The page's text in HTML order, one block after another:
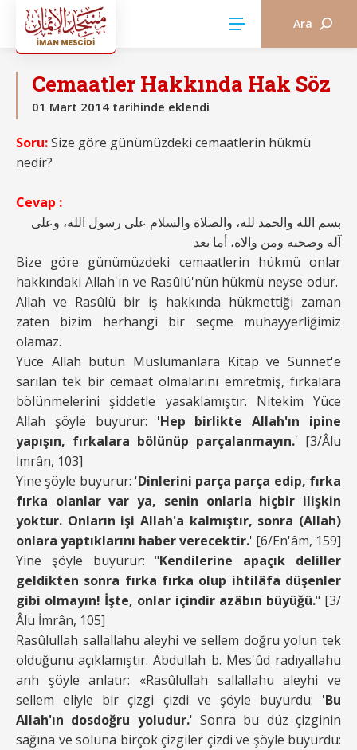
Ara
HÜSEYİN CİNİSLİ HOCA
Cemaatler Hakkında Hak Söz
01 Mart 2014 tarihinde eklendi
Soru:Size göre günümüzdeki cemaatlerin hükmü
nedir?
Cevap :
بسم الله والحمد لله، والصلاة والسلام على رسول الله، وعلى
آله وصحبه ومن والاه، أما بعد
Bize göre günümüzdeki cemaatlerin hükmü onlar
hakkındaki Allah'ın ve Rasûlü'nün hükmü neyse odur.
Allah ve Rasûlü bir iş hakkında hükmettiği zaman
zaten bizim herhangi bir seçme muhayyerliğimiz
olamaz.
Yüce Allah bütün Müslümanlara Kitap ve Sünnet'e
sarılan tek bir cemaat olmalarını emretmiş, fırkalara
bölünmelerini şiddetle yasaklamıştır. Nitekim Yüce
Allah şöyle buyurur: 'Hep birlikte Allah'ın ipine
yapışın, fırkalara bölünüp parçalanmayın.' [3/Âlu
İmrân, 103]
Yine şöyle buyurur: 'Dinlerini parça parça edip, fırka
fırka olanlar var ya, senin onlarla hiçbir ilişkin
yoktur. Onların işi Allah'a kalmıştır, sonra (Allah)
onlara yaptıklarını haber verecektir.' [6/En'âm, 159]
Yine şöyle buyurur: "Kendilerine apaçık deliller
geldikten sonra fırka fırka olup ihtilâfa düşenler
gibi olmayın! İşte, onlar içindir azâbın büyüğü." [3/
Âlu İmrân, 105]
Rasûlullah sallallahu aleyhi ve sellem doğru yolun tek
olduğunu açıklamıştır. Abdullah b. Mes'ûd radıyallahu
anh şöyle anlatır: «Rasûlullah sallallahu aleyhi ve
sellem eliyle bir çizgi çizdi ve şöyle buyurdu: 'Bu
Allah'ın dosdoğru yoludur.' Sonra bu düz çizginin
sağına ve soluna birçok çizgiler çizdi ve şöyle buyurdu: